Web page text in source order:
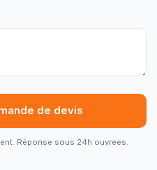
de devis
Réponse sous 24h ouvrees.